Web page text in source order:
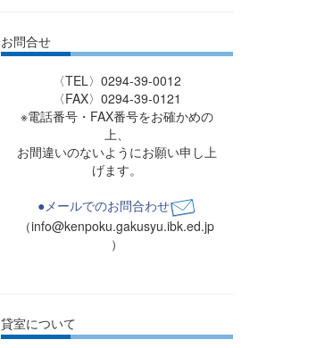
お問合せ
〈TEL〉0294-39-0012
〈FAX〉0294-39-0121
※電話番号・FAX番号をお確かめの
上、
お間違いのないようにお願い申し上
げます。
●メールでのお問合わせ
（info@kenpoku.gakusyu.ibk.ed.jp
）
貸室について